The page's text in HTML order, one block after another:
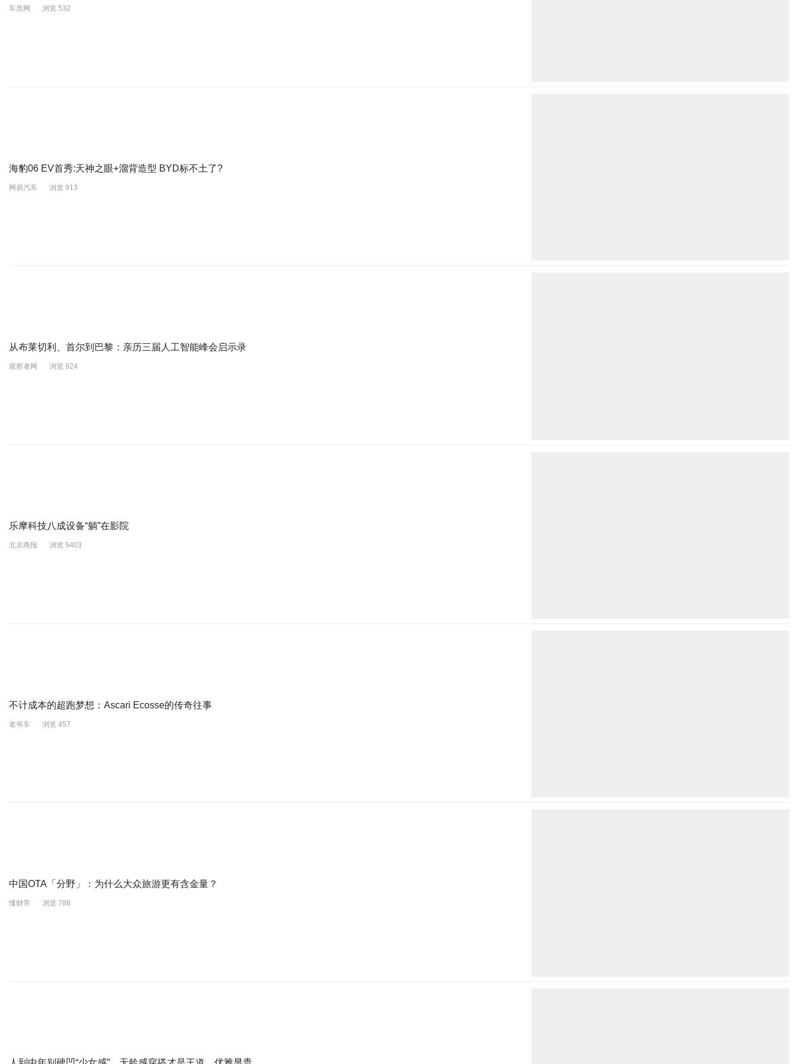
车质网 浏览 532
海豹06 EV首秀:天神之眼+溜背造型 BYD标不土了?
网易汽车 浏览 913
从布莱切利、首尔到巴黎：亲历三届人工智能峰会启示录
观察者网 浏览 924
乐摩科技八成设备“躺”在影院
北京商报 浏览 5403
不计成本的超跑梦想：Ascari Ecosse的传奇往事
老爷车 浏览 457
中国OTA「分野」：为什么大众旅游更有含金量？
懂财帝 浏览 786